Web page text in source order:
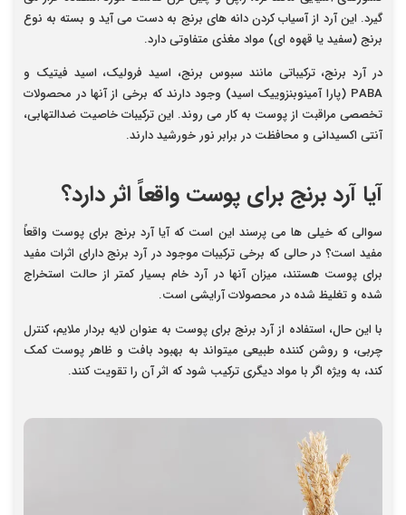
گیرد. این آرد از آسیاب کردن دانه های برنج به دست می آید و بسته به نوع
برنج (سفید یا قهوه ای) مواد مغذی متفاوتی دارد.
در آرد برنج، ترکیباتی مانند سبوس برنج، اسید فرولیک، اسید فیتیک و
PABA (پارا آمینوبنزويیک اسید) وجود دارند که برخی از آنها در محصولات
تخصصی مراقبت از پوست به کار می روند. این ترکیبات خاصیت ضدالتهابی،
آنتی اکسیدانی و محافظت در برابر نور خورشید دارند.
آیا آرد برنج برای پوست واقعاً اثر دارد؟
سوالی که خیلی ها می پرسند این است که آیا آرد برنج برای پوست واقعاً
مفید است؟ در حالی که برخی ترکیبات موجود در آرد برنج دارای اثرات مفید
برای پوست هستند، میزان آنها در آرد خام بسیار کمتر از حالت استخراج
شده و تغلیظ شده در محصولات آرایشی است.
با این حال، استفاده از آرد برنج برای پوست به عنوان لایه بردار ملایم، کنترل
چربی، و روشن کننده طبیعی میتواند به بهبود بافت و ظاهر پوست کمک
کند، به ویژه اگر با مواد دیگری ترکیب شود که اثر آن را تقویت کنند.